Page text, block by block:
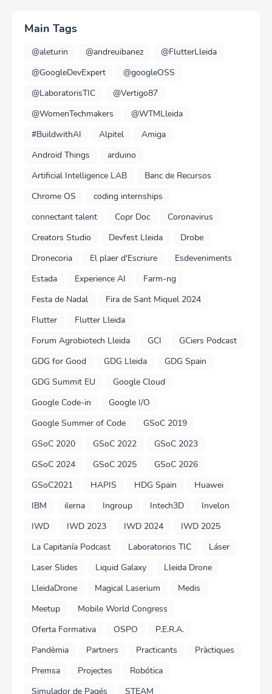
Main Tags
@aleturin @andreuibanez
@FlutterLleida
@GoogleDevExpert
@googleOSS
@LaboratorisTIC
@Vertigo87
@WomenTechmakers
@WTMLleida
#BuildwithAI
Alpitel
Amiga
Android Things
arduino
Artificial Intelligence LAB
Banc de Recursos
Chrome OS
coding internships
connectant talent
Copr Doc
Coronavirus
Creators Studio
Devfest Lleida
Drobe
Dronecoria
El plaer d'Escriure
Esdeveniments
Estada
Experience AI
Farm-ng
Festa de Nadal
Fira de Sant Miquel 2024
Flutter
Flutter Lleida
Forum Agrobiotech Lleida
GCI
GCiers Podcast
GDG for Good
GDG Lleida
GDG Spain
GDG Summit EU
Google Cloud
Google Code-in
Google I/O
Google Summer of Code
GSoC 2019
GSoC 2020
GSoC 2022
GSoC 2023
GSoC 2024
GSoC 2025
GSoC 2026
GSoC2021
HAPIS HDG Spain
Huawei
IBM
ilerna Ingroup Intech3D
Invelon
IWD
IWD 2023 IWD 2024
IWD 2025
La Capitanía Podcast
Laboratorios TIC
Láser
Laser Slides
Liquid Galaxy
Lleida Drone
LleidaDrone
Magical Laserium
Medis
Meetup
Mobile World Congress
Oferta Formativa
OSPO
P.E.R.A.
Pandèmia
Partners Practicants
Pràctiques
Premsa
Projectes
Robótica
Simulador de Pagés
STEAM